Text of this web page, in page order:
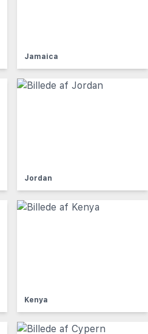
Jamaica
Jordan
Kenya